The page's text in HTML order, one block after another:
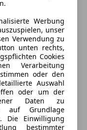
Werbung
unser
Verwendung zu
unten rechts,
Cookies
Verarbeitung
oder den
Auswahl
oder um der
Daten zu
auf Grundlage
Die Einwilligung
bestimmter